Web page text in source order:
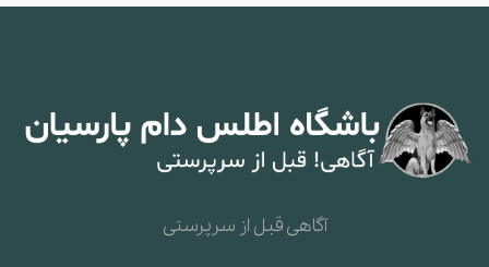
آگاهی قبل از سرپرستی